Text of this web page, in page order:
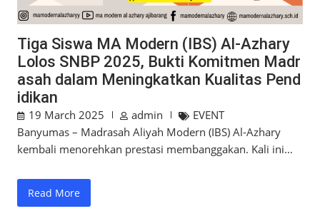
Tiga Siswa MA Modern (IBS) Al-Azhary
Lolos SNBP 2025, Bukti Komitmen Madr
asah dalam Meningkatkan Kualitas Pend
idikan
19 March 2025 admin
EVENT
Banyumas – Madrasah Aliyah Modern (IBS) Al-Azhary
kembali menorehkan prestasi membanggakan. Kali ini…
Read More